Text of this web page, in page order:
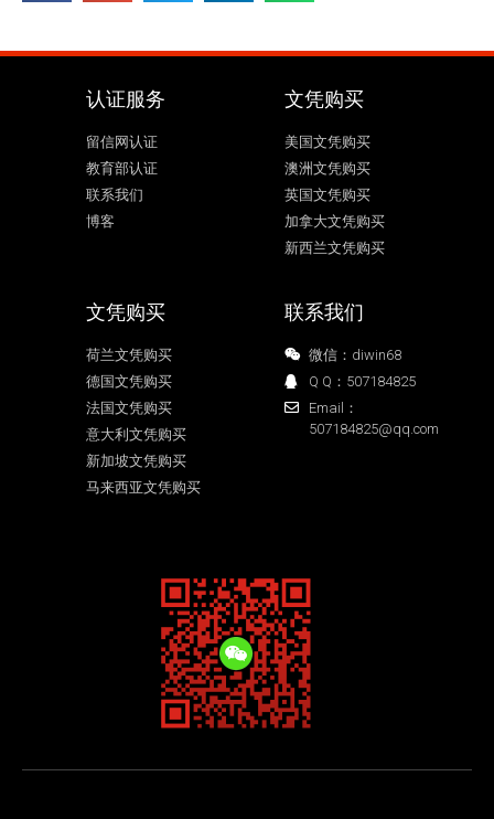
认证服务
留信网认证
教育部认证
联系我们
博客
文凭购买
美国文凭购买
澳洲文凭购买
英国文凭购买
加拿大文凭购买
新西兰文凭购买
文凭购买
荷兰文凭购买
德国文凭购买
法国文凭购买
意大利文凭购买
新加坡文凭购买
马来西亚文凭购买
联系我们
微信：diwin68
Q Q：507184825
Email：
507184825@qq.com